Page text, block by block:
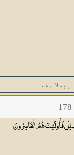
پچھلا صفحہ
فَأُولَٰئِكَ هُمُالْخَاسِرُونَ